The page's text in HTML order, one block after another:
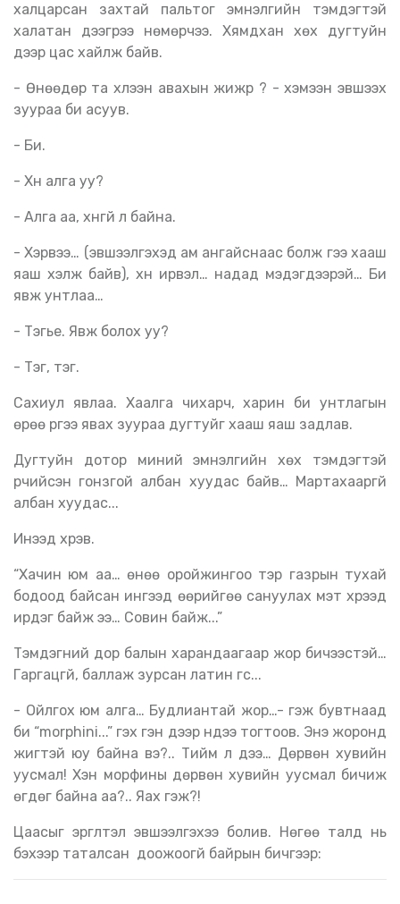
халцарсан захтай пальтог эмнэлгийн тэмдэгтэй
халатан дээгүүрээ нөмөрчээ. Хямдхан хөх дугтуйн
дээр цас хайлж байв.
- Өнөөдөр та хүлээн авахын жижүүр үү? - хэмээн эвшээх
зуураа би асуув.
- Би.
- Хүн алга уу?
- Алга аа, хүнгүй л байна.
- Хэрвээ… (эвшээлгэхэд ам ангайснаас болж үгээ хааш
яаш хэлж байв), хүн ирвэл… надад мэдэгдээрэй… Би
явж унтлаа…
- Тэгье. Явж болох уу?
- Тэг, тэг.
Сахиул явлаа. Хаалга чихарч, харин би унтлагын
өрөө рүүгээ явах зуураа дугтуйг хааш яаш задлав.
Дугтуйн дотор миний эмнэлгийн хөх тэмдэгтэй
үрчийсэн гонзгой албан хуудас байв… Мартахааргүй
албан хуудас...
Инээд хүрэв.
“Хачин юм аа… өнөө оройжингоо тэр газрын тухай
бодоод байсан ингээд өөрийгөө сануулах мэт хүрээд
ирдэг байж ээ… Совин байж...”
Тэмдэгний дор балын харандаагаар жор бичээстэй…
Гаргацгүй, баллаж зурсан латин үгс...
- Ойлгох юм алга… Будлиантай жор…- гэж бувтнаад
би “morphini...” гэх үгэн дээр нүдээ тогтоов. Энэ жоронд
жигтэй юу байна вэ?.. Тийм л дээ… Дөрвөн хувийн
уусмал! Хэн морфины дөрвөн хувийн уусмал бичиж
өгдөг байна аа?.. Яах гэж?!
Цаасыг эргүүлтэл эвшээлгэхээ болив. Нөгөө талд нь
бэхээр таталсан доожоогүй байрын бичгээр: